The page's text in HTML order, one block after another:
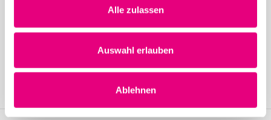
Alle zulassen
Auswahl erlauben
Ablehnen
Porter at the Rosengarten in Mannheim – Advance